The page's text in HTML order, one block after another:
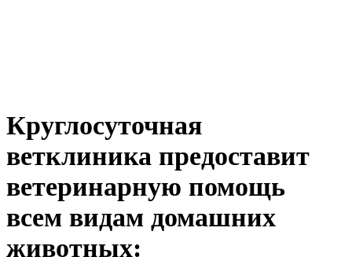
Круглосуточная
ветклиника предоставит
ветеринарную помощь
всем видам домашних
животных: